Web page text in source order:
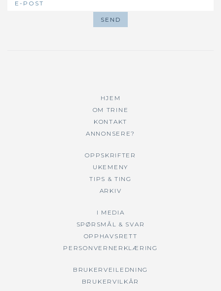
HJEM
OM TRINE
KONTAKT
ANNONSERE?
OPPSKRIFTER
UKEMENY
TIPS & TING
ARKIV
I MEDIA
SPØRSMÅL & SVAR
OPPHAVSRETT
PERSONVERNERKLÆRING
BRUKERVEILEDNING
BRUKERVILKÅR